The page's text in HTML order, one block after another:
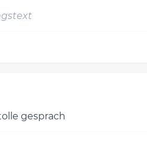
gesprach